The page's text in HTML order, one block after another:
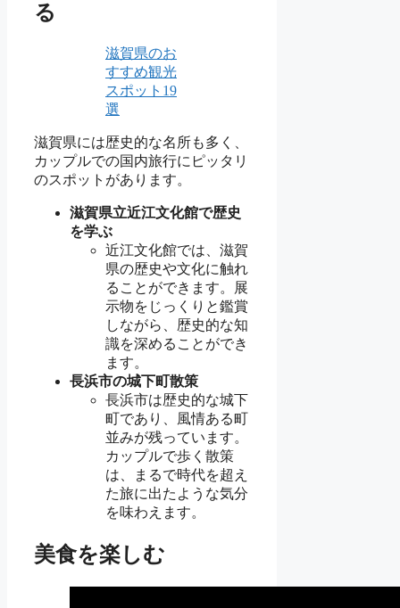
る
滋賀県のお
すすめ観光
スポット19
選
滋賀県には歴史的な名所も多く、
カップルでの国内旅行にピッタリ
のスポットがあります。
滋賀県立近江文化館で歴史
を学ぶ
近江文化館では、滋賀
県の歴史や文化に触れ
ることができます。展
示物をじっくりと鑑賞
しながら、歴史的な知
識を深めることができ
ます。
長浜市の城下町散策
長浜市は歴史的な城下
町であり、風情ある町
並みが残っています。
カップルで歩く散策
は、まるで時代を超え
た旅に出たような気分
を味わえます。
美食を楽しむ